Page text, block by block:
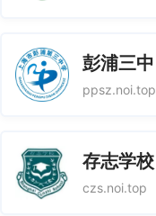
彭浦三中
ppsz.noi.top
存志学校
czs.noi.top